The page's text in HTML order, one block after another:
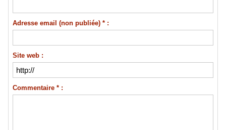
Adresse email (non publiée) * :
Site web :
Commentaire * :